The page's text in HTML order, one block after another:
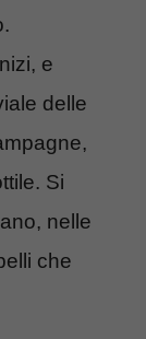
e
delle
Si
nelle
che